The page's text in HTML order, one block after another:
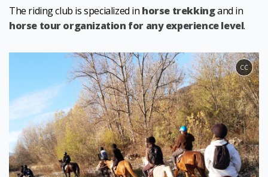
The riding club is specialized in horse trekkingand in
horse tour organization for any experience level.
CC